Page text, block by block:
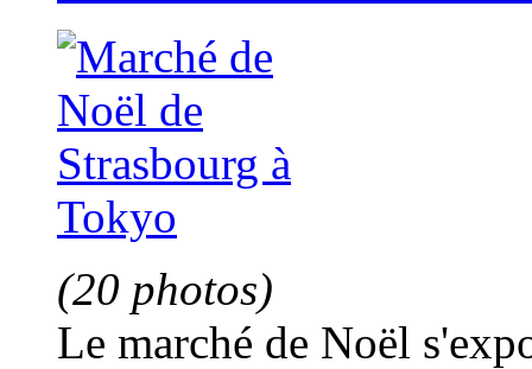
(20 photos)
Le marché de Noël